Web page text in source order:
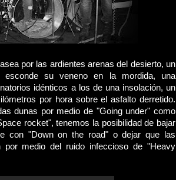
por las ardientes arenas del desierto, un
esconde su veneno en la mordida, una
idénticos a los de una insolación, un
por hora sobre el asfalto derretido.
dunas por medio de "Going under" como
rocket", tenemos la posibilidad de bajar
con "Down on the road" o dejar que las
por medio del ruido infeccioso de "Heavy